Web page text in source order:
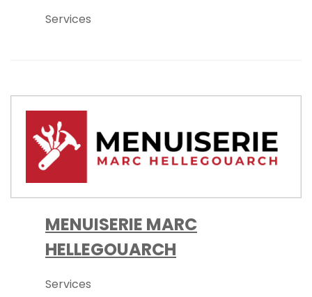
Services
MENUISERIE MARC
HELLEGOUARCH
Services